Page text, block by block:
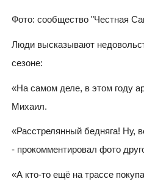
Фото: сообщество "Честная
Люди высказывают
сезоне:
«На самом деле, в этом году
Михаил.
«Расстрелянный бедняга! Ну,
- прокомментировал фото
«А кто-то ещё на трассе